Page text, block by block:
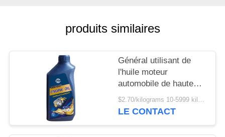
SITE
PRIVACY
POLICY
produits similaires
Général utilisant de
l'huile moteur
automobile de haute
qualité 1L/4L SJ 10w-
40
$2.70/kilograms 10-5999 kilograms MOQ:10 kilogrammes
LE CONTACT